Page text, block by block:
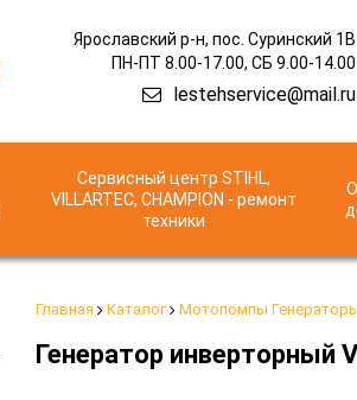
Ярославский р-н, пос. Суринский 1В
ПН-ПТ 8.00-17.00, СБ 9.00-14.00
lestehservice@mail.ru
Сервисный центр STIHL,
VILLARTEC, CHAMPION - ремонт
техники
Главная Каталог Мотопомпы
Генератор инверторный